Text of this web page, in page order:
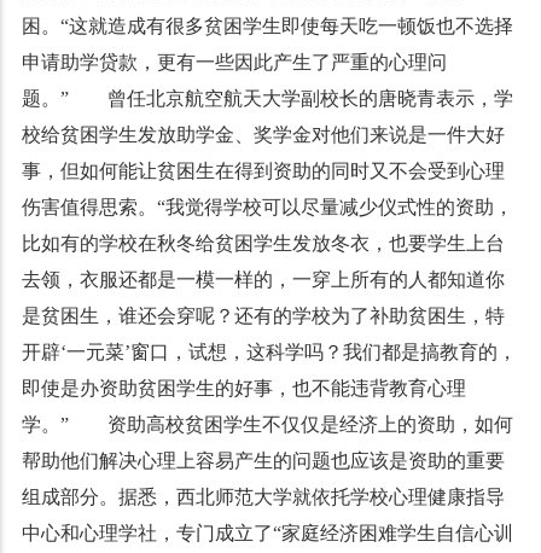
困。“这就造成有很多贫困学生即使每天吃一顿饭也不选择
申请助学贷款，更有一些因此产生了严重的心理问
题。” 曾任北京航空航天大学副校长的唐晓青表示，学
校给贫困学生发放助学金、奖学金对他们来说是一件大好
事，但如何能让贫困生在得到资助的同时又不会受到心理
伤害值得思索。“我觉得学校可以尽量减少仪式性的资助，
比如有的学校在秋冬给贫困学生发放冬衣，也要学生上台
去领，衣服还都是一模一样的，一穿上所有的人都知道你
是贫困生，谁还会穿呢？还有的学校为了补助贫困生，特
开辟‘一元菜’窗口，试想，这科学吗？我们都是搞教育的，
即使是办资助贫困学生的好事，也不能违背教育心理
学。” 资助高校贫困学生不仅仅是经济上的资助，如何
帮助他们解决心理上容易产生的问题也应该是资助的重要
组成部分。据悉，西北师范大学就依托学校心理健康指导
中心和心理学社，专门成立了“家庭经济困难学生自信心训